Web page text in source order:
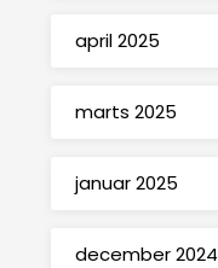
april 2025
marts 2025
januar 2025
december 2024